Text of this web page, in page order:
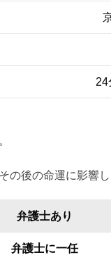
24
の後の命運に影響し
弁護士あり
弁護士に一任